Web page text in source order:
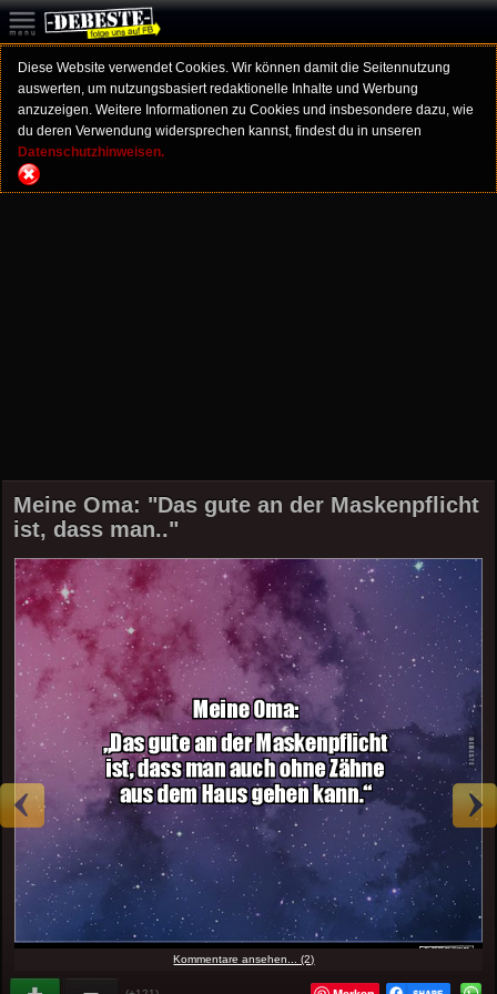
Diese Website verwendet Cookies. Wir können damit die Seitennutzung
auswerten, um nutzungsbasiert redaktionelle Inhalte und Werbung
anzuzeigen. Weitere Informationen zu Cookies und insbesondere dazu, wie
du deren Verwendung widersprechen kannst, findest du in unseren
Datenschutzhinweisen.
Meine Oma: "Das gute an der Maskenpflicht
ist, dass man.."
Kommentare ansehen... (2)